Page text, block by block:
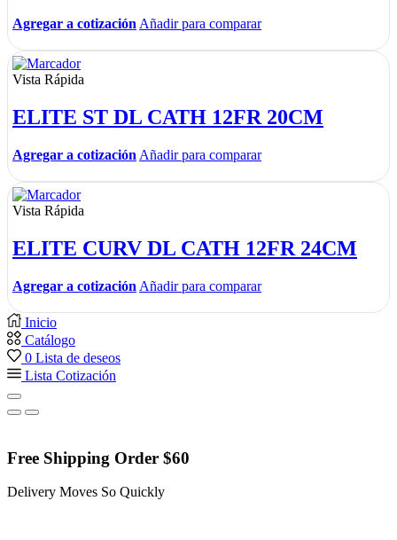
Agregar a cotización Añadir para comparar
Vista Rápida
ELITE ST DL CATH 12FR 20CM
Agregar a cotización Añadir para comparar
Vista Rápida
ELITE CURV DL CATH 12FR 24CM
Agregar a cotización Añadir para comparar
Inicio
Catálogo
0 Lista de deseos
Lista Cotización
Free Shipping Order $60
Delivery Moves So Quickly